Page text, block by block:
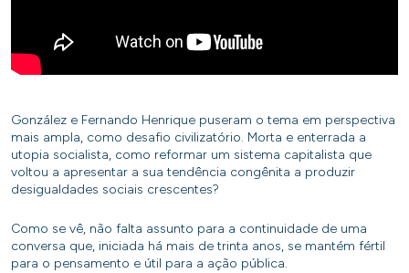
González e Fernando Henrique puseram o tema em perspectiva
mais ampla, como desafio civilizatório. Morta e enterrada a
utopia socialista, como reformar um sistema capitalista que
voltou a apresentar a sua tendência congênita a produzir
desigualdades sociais crescentes?
Como se vê, não falta assunto para a continuidade de uma
conversa que, iniciada há mais de trinta anos, se mantém fértil
para o pensamento e útil para a ação pública.